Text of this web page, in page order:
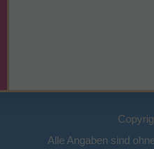
Alle Angaben sind